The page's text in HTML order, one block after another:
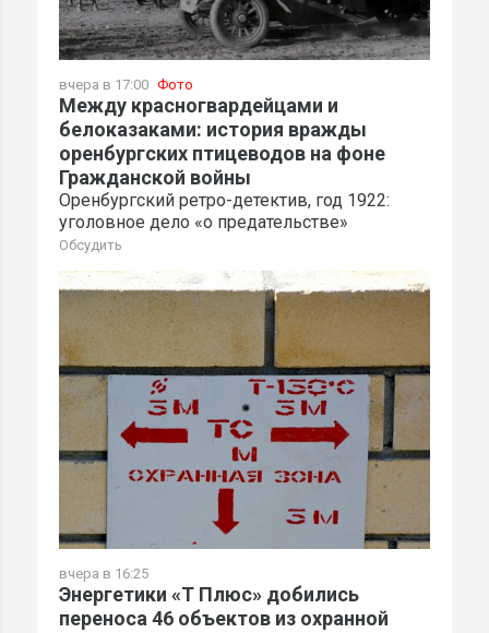
вчера в 17:00 Фото
Между красногвардейцами и
белоказаками: история вражды
оренбургских птицеводов на фоне
Гражданской войны
Оренбургский ретро-детектив, год 1922:
уголовное дело «о предательстве»
Обсудить
вчера в 16:25
Энергетики «Т Плюс» добились
переноса 46 объектов из охранной